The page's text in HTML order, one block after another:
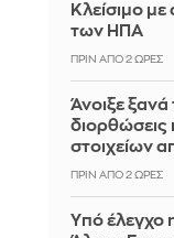
Κλείσιμο
των ΗΠΑ
ΠΡΙΝ ΑΠΌ 2 ΏΡΕΣ
Άνοιξε
διορθώσεις
στοιχείων
ΠΡΙΝ ΑΠΌ 2 ΏΡΕΣ
Yπό έλεγχο